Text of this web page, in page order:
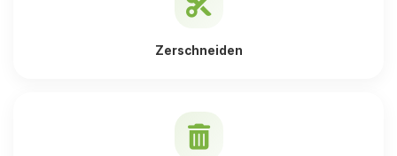
Zerschneiden